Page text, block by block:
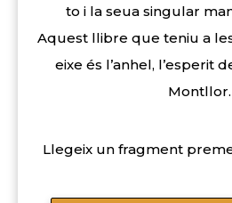
to i la seua singular
Aquest llibre que teniu a
eixe és l’anhel, l’esperit
Montllor.
Llegeix un fragment